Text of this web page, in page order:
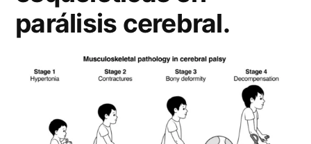
parálisis cerebral.